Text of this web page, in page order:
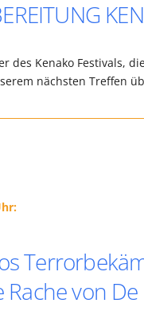
des Kenako Festivals,
nächsten Treffen
von De